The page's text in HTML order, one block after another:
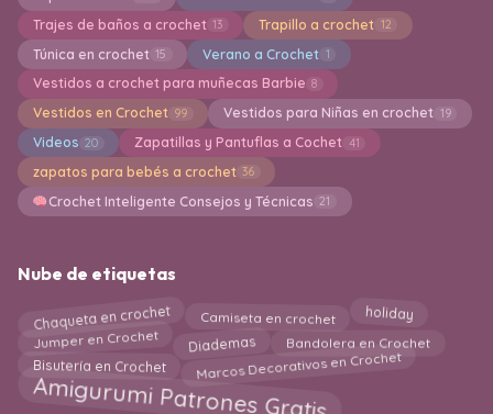
Trajes de baños a crochet 13 Trapillo a crochet 12
Túnica en crochet 15 Verano a Crochet 1
Vestidos a crochet para muñecas Barbie 8
Vestidos en Crochet 99 Vestidos para Niñas en crochet 19
Videos 20 Zapatillas y Pantuflas a Cochet 41
zapatos para bebés a crochet 36
Crochet Inteligente Consejos y Técnicas 21
Nube de etiquetas
Chaqueta en crochet Camiseta en crochet holiday
Jumper en Crochet Diademas Bandolera en Crochet
Bisutería en Crochet Marcos Decorativos en Crochet
Amigurumi Patrones Gratis